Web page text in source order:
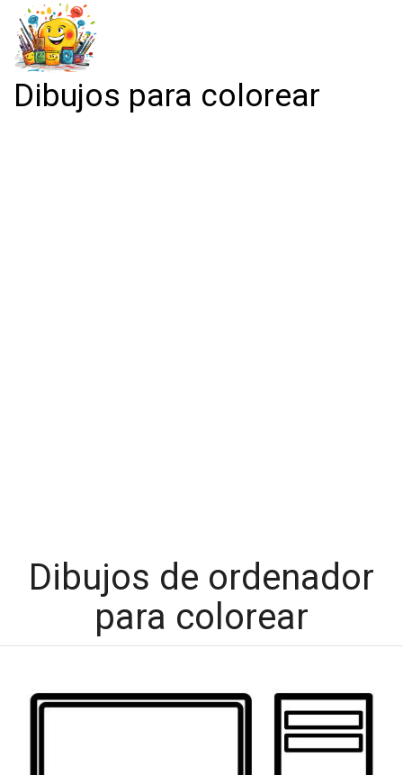
Dibujos para colorear
Dibujos de ordenador
para colorear